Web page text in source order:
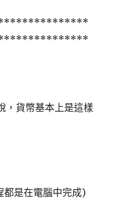
，貨幣基本上是這樣
都是在電腦中完成)